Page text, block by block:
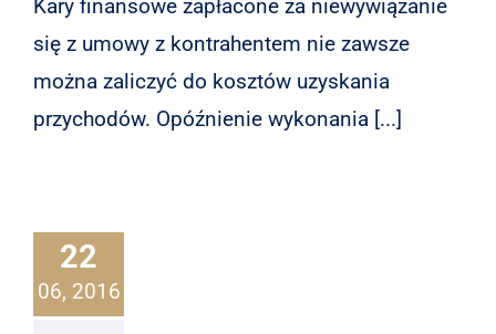
Kary finansowe zapłacone za niewywiązanie
się z umowy z kontrahentem nie zawsze
można zaliczyć do kosztów uzyskania
przychodów. Opóźnienie wykonania [...]
22
06, 2016